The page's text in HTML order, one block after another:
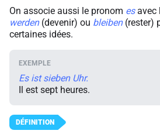
On associe aussi le pronom esavec
werden (devenir) ou bleiben(rester)
certaines idées.
Es ist sieben Uhr.
Il est sept heures.